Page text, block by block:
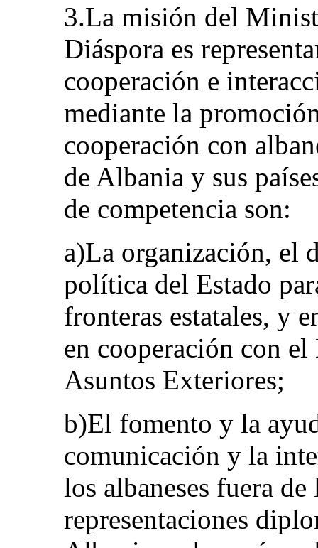
3.La misión del
Diáspora es
cooperación e
mediante la
cooperación con
de Albania y sus
de competencia son:
a)La organización, el
política del Estado
fronteras estatales, y
en cooperación con
Asuntos Exteriores;
b)El fomento y la
comunicación y la
los albaneses fuera
representaciones